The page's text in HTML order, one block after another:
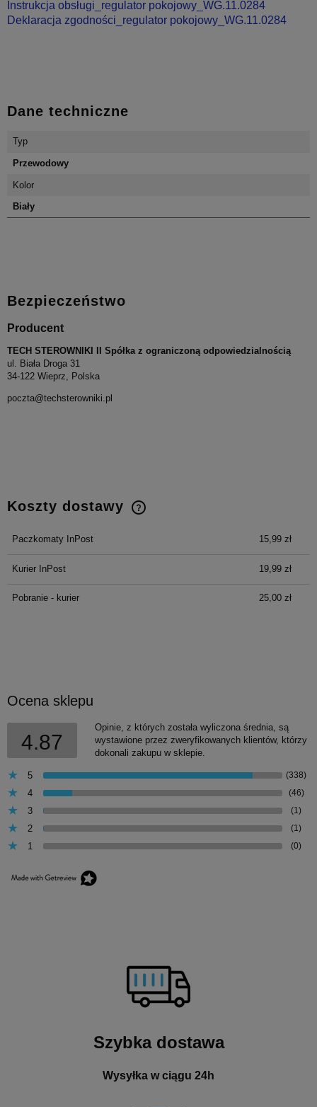
Instrukcja obsługi_regulator pokojowy_WG.11.0284
Deklaracja zgodności_regulator pokojowy_WG.11.0284
Dane techniczne
Typ
Przewodowy
Kolor
Biały
Bezpieczeństwo
Producent
TECH STEROWNIKI II Spółka z ograniczoną odpowiedzialnością
ul. Biała Droga 31
34-122 Wieprz, Polska
poczta@techsterowniki.pl
Koszty dostawy
Cena nie zawiera ewentualnych kosztów płatności
Paczkomaty InPost 15,99 zł
Kurier InPost 19,99 zł
Pobranie - kurier 25,00 zł
Ocena sklepu
4.87
Opinie, z których została wyliczona średnia, są
wystawione przez zweryfikowanych klientów, którzy
dokonali zakupu w sklepie.
5 (338)
4 (46)
3 (1)
2 (1)
1 (0)
Szybka dostawa
Wysyłka w ciągu 24h